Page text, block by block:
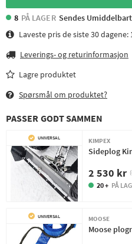
8 PÅ LAGER Sendes Umiddelbart
Laveste pris de siste 30 dagene:
Leverings- og returinformasjon
Lagre produktet
Spørsmål om produktet?
PASSER GODT SAMMEN
UNIVERSAL KIMPEX
Sideplog
2 530 kr
20 + PÅ
UNIVERSAL MOOSE
Moose